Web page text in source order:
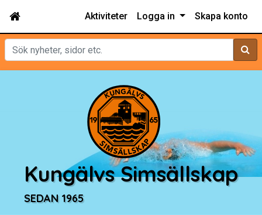
Aktiviteter Logga in Skapa konto
Sök
Kungälvs Simsällskap
SEDAN 1965